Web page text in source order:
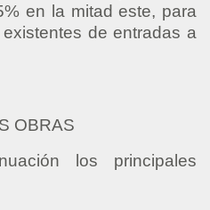
en la mitad este, para
de entradas a
OBRAS
los principales